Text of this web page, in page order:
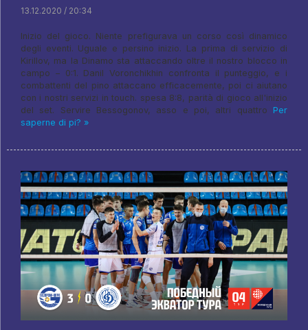
13.12.2020 / 20:34
Inizio del gioco. Niente prefigurava un corso così dinamico
degli eventi. Uguale e persino inizio. La prima di servizio di
Kirillov, ma la Dinamo sta attaccando oltre il nostro blocco in
campo – 0:1. Danil Voronchikhin confronta il punteggio, e i
combattenti del pino attaccano efficacemente, poi ci aiutano
con i nostri servizi in touch. spesa 8:8, parità di gioco all'inizio
del set. Servire Bessogonov, asso e poi, altri quattro Per
saperne di pi? »